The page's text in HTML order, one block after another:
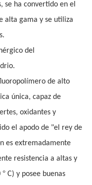
se ha convertido en el
alta gama y se utiliza
del
de alto
única, capaz de
oxidantes y
el apodo de "el rey de
es extremadamente
resistencia a altas y
° C) y posee buenas